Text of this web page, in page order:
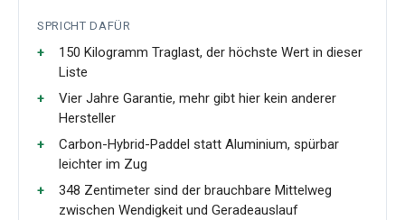
SPRICHT DAFÜR
150 Kilogramm Traglast, der höchste Wert in dieser
Liste
Vier Jahre Garantie, mehr gibt hier kein anderer
Hersteller
Carbon-Hybrid-Paddel statt Aluminium, spürbar
leichter im Zug
348 Zentimeter sind der brauchbare Mittelweg
zwischen Wendigkeit und Geradeauslauf